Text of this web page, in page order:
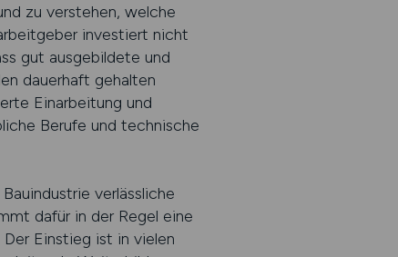
zu verstehen, welche
investiert nicht
gut ausgebildete und
dauerhaft gehalten
Einarbeitung und
Berufe und technische
verlässliche
dafür in der Regel eine
Einstieg ist in vielen